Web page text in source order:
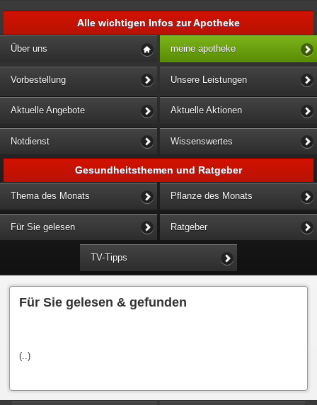
Alle wichtigen Infos zur Apotheke
Über uns meine apotheke
Vorbestellung Unsere Leistungen
Aktuelle Angebote Aktuelle Aktionen
Notdienst Wissenswertes
Gesundheitsthemen und Ratgeber
Thema des Monats Pflanze des Monats
Für Sie gelesen Ratgeber
TV-Tipps
Für Sie gelesen & gefunden
(..)